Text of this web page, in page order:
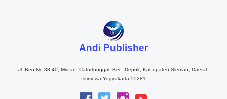
Andi Publisher
Jl. Beo No.38-40, Mrican, Caturtunggal, Kec. Depok, Kabupaten Sleman, Daerah
Istimewa Yogyakarta 55281